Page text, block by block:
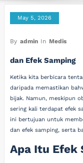
May 5, 2026
By admin In Medis
dan Efek Samping
Ketika kita berbicara
daripada memastikan
bijak. Namun, meskipun
sering kali terdapat efek
ini bertujuan untuk
dan efek samping, serta
Apa Itu Efek